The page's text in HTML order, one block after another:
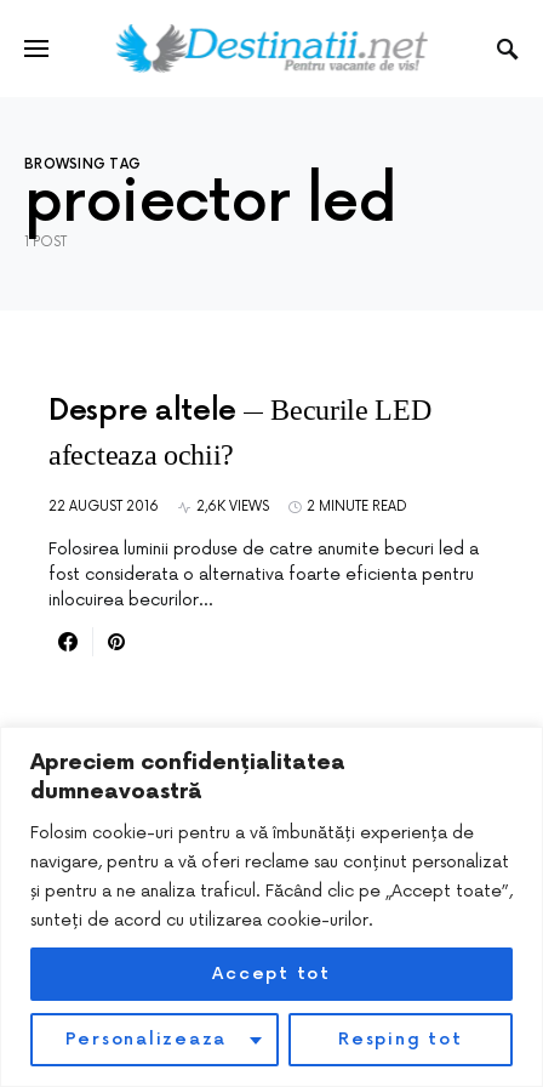
Apreciem confidențialitatea
dumneavoastră
Folosim cookie-uri pentru a vă îmbunătăți experiența de
navigare, pentru a vă oferi reclame sau conținut personalizat
și pentru a ne analiza traficul. Făcând clic pe „Accept toate”,
sunteți de acord cu utilizarea cookie-urilor.
Personalizeaza Resping tot
Accept tot
BROWSING TAG
proiector led
1 POST
Despre altele
Becurile LED
afecteaza ochii?
22 AUGUST 2016 2,6K VIEWS 2 MINUTE READ
Folosirea luminii produse de catre anumite becuri led a
fost considerata o alternativa foarte eficienta pentru
inlocuirea becurilor…
DESIGNED & DEVELOPED BY SMART SEO PACK